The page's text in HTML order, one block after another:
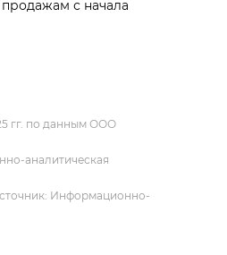
с начала
гг. по данным ООО
аналитическая
Информационно-